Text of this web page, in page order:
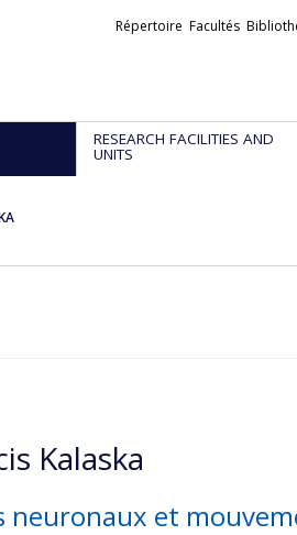
Liens
Répertoire Facultés
RESEARCH FACILITIES AND
UNITS
Kalaska
neuronaux et